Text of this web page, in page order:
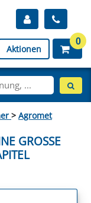
Aktionen
0
> Agromet
GROSSE M
"